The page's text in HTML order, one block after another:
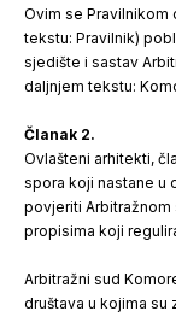
Ovim se Pravilnikom
tekstu: Pravilnik)
sjedište i sastav
daljnjem tekstu:
Članak 2.
Ovlašteni arhitekti,
spora koji nastane u
povjeriti Arbitražnom
propisima koji
Arbitražni sud
društava u kojima